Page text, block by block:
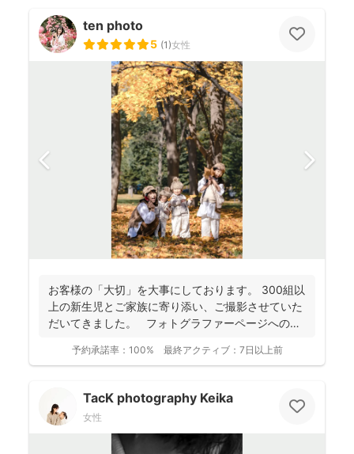
ten photo
5 (1)女性
お客様の「大切」を大事にしております。 300組以
上の新生児とご家族に寄り添い、ご撮影させていた
だいてきました。 フォトグラファーページへの
予約承諾率： 100% 最終アクティブ： 7日以上前
TacK photography Keika
女性